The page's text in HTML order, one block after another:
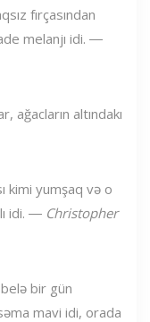
fırçasından
melanjı idi. ―
ağacların altındakı
kimi yumşaq və o
idi. ― Christopher
bir gün
mavi idi, orada